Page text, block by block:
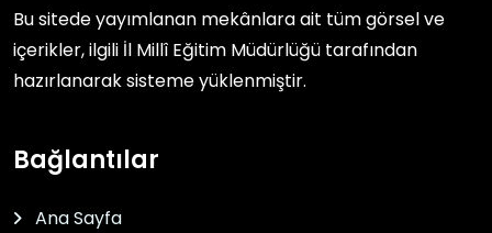
Bu sitede yayımlanan mekânlara ait tüm görsel ve
içerikler, ilgili İl Millî Eğitim Müdürlüğü tarafından
hazırlanarak sisteme yüklenmiştir.
Bağlantılar
Ana Sayfa